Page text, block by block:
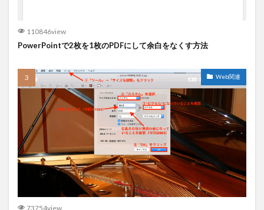
110846view
PowerPointで2枚を1枚のPDFにして余白をなくす方法
Web関連
73754view